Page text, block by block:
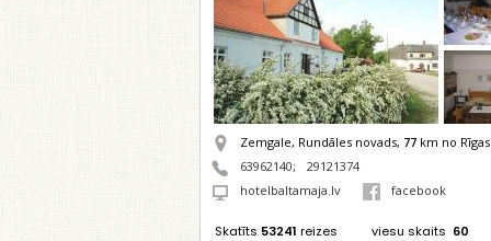
Zemgale, Rundāles novads, 77 km no Rīgas
63962140;
29121374
hotelbaltamaja.lv
facebook
Skatīts 53241 reizes viesu skaits 60